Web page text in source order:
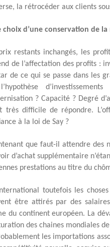
la rétrocéder aux clients
choix d’une conservation de
restants inchangés, les
de l’affectation des profits :
de ce qui se passe dans les
? Capacité ? Degré
très difficile de répondre.
à la loi de Say ?
que faut-il attendre des
d’achat supplémentaire
prestations au titre du
toutefois les
être attirés par des
du continent européen. La
des chaines mondiales
les importations